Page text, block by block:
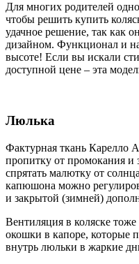
Для многих родителей
чтобы решить купить
удачное решение, так как
дизайном. Функционал и
высоте! Если вы искали
доступной цене – эта
Люлька
Фактурная ткань Карелло
пропитку от промокания и
спрятать малютку от
капюшона можно
и закрытой (зимней)
Вентиляция в коляске
окошки в капоре, которые
внутрь люльки в жаркие